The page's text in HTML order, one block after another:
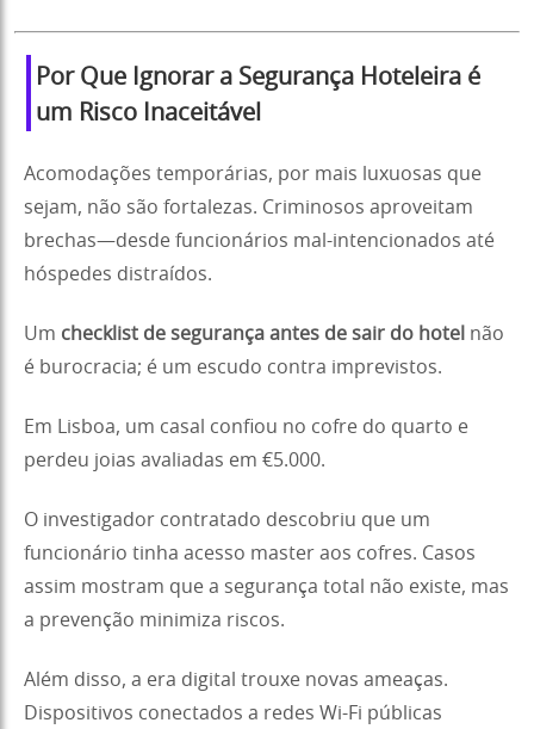
Por Que Ignorar a Segurança Hoteleira é
um Risco Inaceitável
Acomodações temporárias, por mais luxuosas que
sejam, não são fortalezas. Criminosos aproveitam
brechas—desde funcionários mal-intencionados até
hóspedes distraídos.
Um checklist de segurança antes de sair do hotel não
é burocracia; é um escudo contra imprevistos.
Em Lisboa, um casal confiou no cofre do quarto e
perdeu joias avaliadas em €5.000.
O investigador contratado descobriu que um
funcionário tinha acesso master aos cofres. Casos
assim mostram que a segurança total não existe, mas
a prevenção minimiza riscos.
Além disso, a era digital trouxe novas ameaças.
Dispositivos conectados a redes Wi-Fi públicas